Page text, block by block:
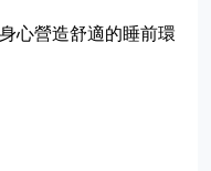
心營造舒適的睡前環